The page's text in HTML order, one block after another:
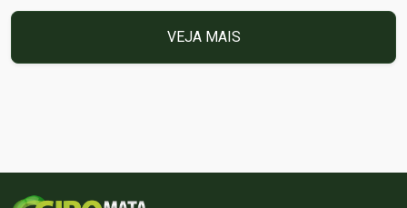
VEJA MAIS